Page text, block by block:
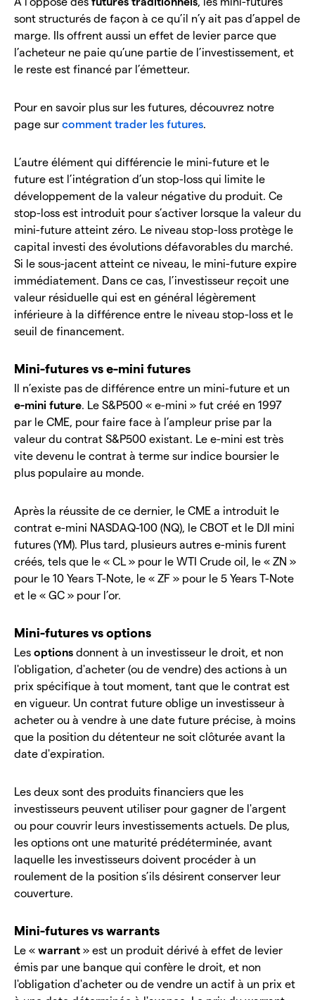
sont structurés de façon à ce qu’il n’y ait pas d’appel de
marge. Ils offrent aussi un effet de levier parce que
l’acheteur ne paie qu’une partie de l’investissement, et
le reste est financé par l’émetteur.
Pour en savoir plus sur les futures, découvrez notre
page sur comment trader les futures.
L’autre élément qui différencie le mini-future et le
future est l’intégration d’un stop-loss qui limite le
développement de la valeur négative du produit. Ce
stop-loss est introduit pour s’activer lorsque la valeur du
mini-future atteint zéro. Le niveau stop-loss protège le
capital investi des évolutions défavorables du marché.
Si le sous-jacent atteint ce niveau, le mini-future expire
immédiatement. Dans ce cas, l’investisseur reçoit une
valeur résiduelle qui est en général légèrement
inférieure à la différence entre le niveau stop-loss et le
seuil de financement.
Mini-futures vs e-mini futures
Il n’existe pas de différence entre un mini-future et un
e-mini future. Le S&P500 « e-mini » fut créé en 1997
par le CME, pour faire face à l’ampleur prise par la
valeur du contrat S&P500 existant. Le e-mini est très
vite devenu le contrat à terme sur indice boursier le
plus populaire au monde.
Après la réussite de ce dernier, le CME a introduit le
contrat e-mini NASDAQ-100 (NQ), le CBOT et le DJI mini
futures (YM). Plus tard, plusieurs autres e-minis furent
créés, tels que le « CL » pour le WTI Crude oil, le « ZN »
pour le 10 Years T-Note, le « ZF » pour le 5 Years T-Note
et le « GC » pour l’or.
Mini-futures vs options
Les options donnent à un investisseur le droit, et non
l'obligation, d'acheter (ou de vendre) des actions à un
prix spécifique à tout moment, tant que le contrat est
en vigueur. Un contrat future oblige un investisseur à
acheter ou à vendre à une date future précise, à moins
que la position du détenteur ne soit clôturée avant la
date d'expiration.
Les deux sont des produits financiers que les
investisseurs peuvent utiliser pour gagner de l'argent
ou pour couvrir leurs investissements actuels. De plus,
les options ont une maturité prédéterminée, avant
laquelle les investisseurs doivent procéder à un
roulement de la position s’ils désirent conserver leur
couverture.
Mini-futures vs warrants
Le « warrant » est un produit dérivé à effet de levier
émis par une banque qui confère le droit, et non
l'obligation d'acheter ou de vendre un actif à un prix et